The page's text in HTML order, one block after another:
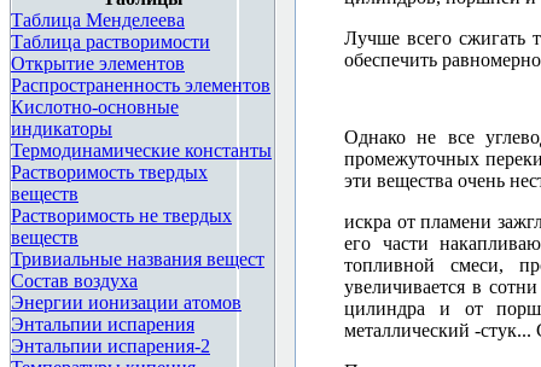
Таблица Менделеева
Таблица растворимости
Открытие элементов
Распространенность элементов
Кислотно-основные
индикаторы
Термодинамические константы
Растворимость твердых
веществ
Растворимость не твердых
веществ
Тривиальные названия вещест
Состав воздуха
Энергии ионизации атомов
Энтальпии испарения
Энтальпии испарения-2
Лучше всего сжигать
обеспечить
href="http://
Однако не все
промежуточных
эти вещества очень
искра от пламени
его части
топливной смеси,
увеличивается в
цилиндра и от
металлический -